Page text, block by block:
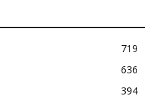
719
636
394